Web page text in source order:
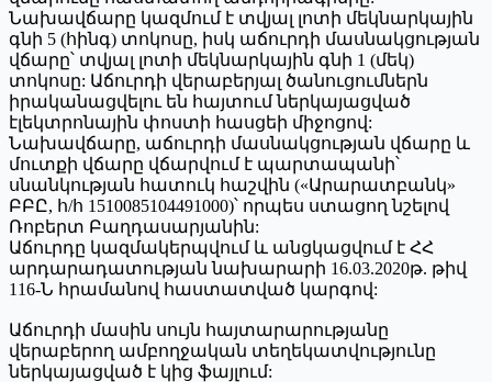
Նախավճարը կազմում է տվյալ լոտի մեկնարկային
գնի 5 (հինգ) տոկոսը, իսկ աճուրդի մասնակցության
վճարը՝ տվյալ լոտի մեկնարկային գնի 1 (մեկ)
տոկոսը: Աճուրդի վերաբերյալ ծանուցումներն
իրականացվելու են հայտում ներկայացված
էլեկտրոնային փոստի հասցեի միջոցով:
Նախավճարը, աճուրդի մասնակցության վճարը և
մուտքի վճարը վճարվում է պարտապանի՝
սնանկության հատուկ հաշվին («Արարատբանկ»
ԲԲԸ, հ/հ 1510085104491000)՝ որպես ստացող նշելով
Ռոբերտ Բաղդասարյանին:
Աճուրդը կազմակերպվում և անցկացվում է ՀՀ
արդարադատության նախարարի 16.03.2020թ. թիվ
116-Ն հրամանով հաստատված կարգով:
Աճուրդի մասին սույն հայտարարությանը
վերաբերող ամբողջական տեղեկատվությունը
ներկայացված է կից ֆայլում: